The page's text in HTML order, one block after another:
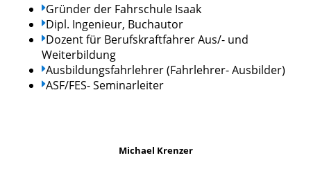
Gründer der Fahrschule Isaak
Dipl. Ingenieur, Buchautor
Dozent für Berufskraftfahrer Aus/- und
Weiterbildung
Ausbildungsfahrlehrer (Fahrlehrer- Ausbilder)
ASF/FES- Seminarleiter
Michael Krenzer